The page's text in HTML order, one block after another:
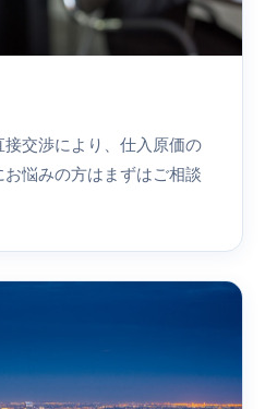
交渉により、仕入原価の
悩みの方はまずはご相談